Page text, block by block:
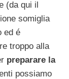
(da qui il
somiglia
ed é
troppo alla
preparare la
possiamo